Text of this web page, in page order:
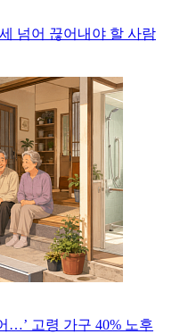
넘어 끊어내야 할 사람
…’ 고령 가구 40% 노후